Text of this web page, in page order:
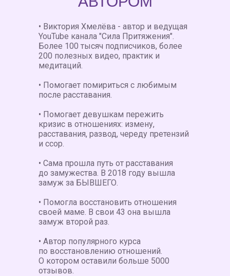
• Виктория Хмелёва - автор и ведущая
YouTube канала "Сила Притяжения".
Более 100 тысяч подписчиков, более
200 полезных видео, практик и
медитаций.
• Помогает помириться с любимым
после расставания.
• Помогает девушкам пережить
кризис в отношениях: измену,
расставания, развод, череду претензий
и ссор.
• Сама прошла путь от расставания
до замужества. В 2018 году вышла
замуж за БЫВШЕГО.
• Помогла восстановить отношения
своей маме. В свои 43 она вышла
замуж второй раз.
• Автор популярного курса
по восстановлению отношений.
О котором оставили больше 5000
отзывов.